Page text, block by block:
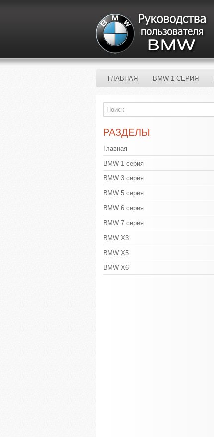
ГЛАВНАЯ BMW 1 СЕРИЯ
РАЗДЕЛЫ
Главная
BMW 1 серия
BMW 3 серия
BMW 5 серия
BMW 6 серия
BMW 7 серия
BMW X3
BMW X5
BMW X6